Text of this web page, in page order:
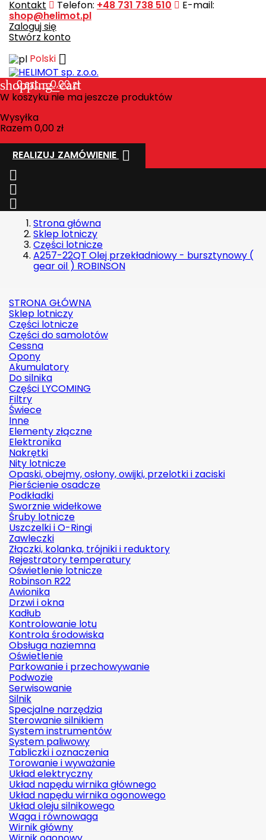
Kontakt Telefon: +48 731 738 510 E-mail:
shop@helimot.pl
Zaloguj się
Stwórz konto
Polski 
shopping_cart
0szt. - 0,00 zł
W koszyku nie ma jeszcze produktów
Wysyłka
Razem0,00 zł
REALIZUJ ZAMÓWIENIE 



Strona główna
Sklep lotniczy
Części lotnicze
A257-22QT Olej przekładniowy - bursztynowy (
gear oil ) ROBINSON
STRONA GŁÓWNA
Sklep lotniczy
Części lotnicze
Części do samolotów
Cessna
Opony
Akumulatory
Do silnika
Części LYCOMING
Filtry
Świece
Inne
Elementy złączne
Elektronika
Nakrętki
Nity lotnicze
Opaski, obejmy, osłony, owijki, przelotki i zaciski
Pierścienie osadcze
Podkładki
Sworznie widełkowe
Śruby lotnicze
Uszczelki i O-Ringi
Zawleczki
Złączki, kolanka, trójniki i reduktory
Rejestratory temperatury
Oświetlenie lotnicze
Robinson R22
Awionika
Drzwi i okna
Kadłub
Kontrolowanie lotu
Kontrola środowiska
Obsługa naziemna
Oświetlenie
Parkowanie i przechowywanie
Podwozie
Serwisowanie
Silnik
Specjalne narzędzia
Sterowanie silnikiem
System instrumentów
System paliwowy
Tabliczki i oznaczenia
Torowanie i wyważanie
Układ elektryczny
Układ napędu wirnika głównego
Układ napędu wirnika ogonowego
Układ oleju silnikowego
Waga i równowaga
Wirnik główny